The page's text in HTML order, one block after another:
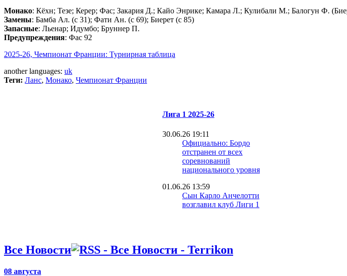
Монако: Кёхн; Тезе; Керер; Фас; Закария Д.; Кайо Энрике; Камара Л.; Кулибали M.; Балогун Ф.
Замены: Бамба Ал. (с 31); Фати Ан. (с 69); Биерет (с 85)
Запасные: Льенар; Идумбо; Бруннер П.
Предупреждения: Фас 92
2025-26, Чемпионат Франции: Турнирная таблица
another languages: uk
Теги: Ланс, Монако, Чемпионат Франции
Лига 1 2025-26
30.06.26 19:11
Официально: Бордо
отстранен от всех
соревнований
национального уровня
01.06.26 13:59
Сын Карло Анчелотти
возглавил клуб Лиги 1
прописку в Лиге 1
Все Новости
08 августа